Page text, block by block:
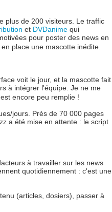
plus de 200 visiteurs. Le traffic
et DVDanimequi
pour poster des news en
place une mascotte inédite.
voit le jour, et la mascotte fait
à intégrer l'équipe. Je ne me
encore peu remplie !
jours. Près de 70 000 pages
a été mise en attente : le script
à travailler sur les news
quotidiennement : c'est une
(articles, dosiers), passer à